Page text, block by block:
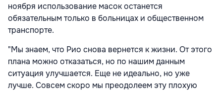
ноября использование масок останется
обязательным только в больницах и общественном
транспорте.
"Мы знаем, что Рио снова вернется к жизни. От этого
плана можно отказаться, но по нашим данным
ситуация улучшается. Еще не идеально, но уже
лучше. Совсем скоро мы преодолеем эту плохую